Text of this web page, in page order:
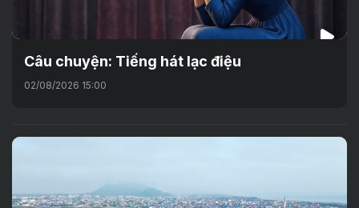
Câu chuyện: Tiếng hát lạc điệu
02/08/2026 15:00